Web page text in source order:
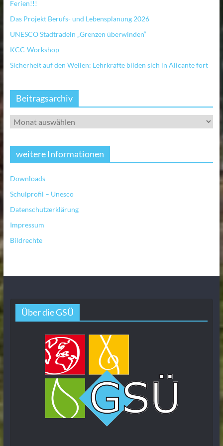
Ferien!!!
Das Projekt Berufs- und Lebensplanung 2026
UNESCO Stadtradeln „Grenzen überwinden“
KCC-Workshop
Sicherheit auf den Wellen: Lehrkräfte bilden sich in Alicante fort
Beitragsarchiv
weitere Informationen
Downloads
Schulprofil – Unesco
Datenschutzerklärung
Impressum
Bildrechte
Über die GSÜ